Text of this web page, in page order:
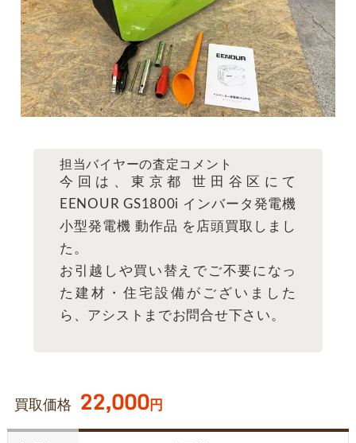
担当バイヤーの査定コメント
今回は、東京都 世田谷区にて
EENOUR GS1800i インバータ発電機
小型発電機 動作品 を店頭買取しまし
た。
お引越しや買い替えでご不要になっ
た建材・住宅設備がございました
ら、アシストまでお問合せ下さい。
買取価格 22,000円